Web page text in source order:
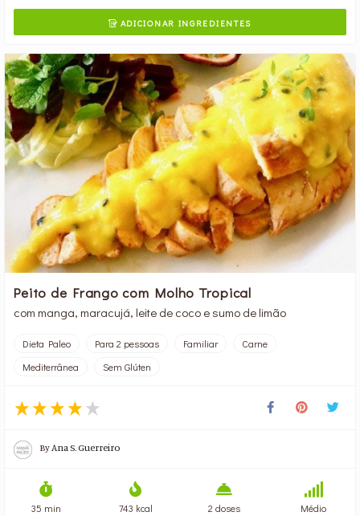
ADICIONAR INGREDIENTES
Peito de Frango com Molho Tropical
com manga, maracujá, leite de coco e sumo de limão
Dieta Paleo Para 2 pessoas Familiar
Carne
Mediterrânea
Sem Glúten
By Ana S. Guerreiro
35 min 743 kcal 2 doses Médio